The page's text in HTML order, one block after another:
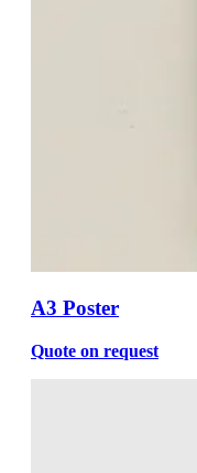
A3 Poster
Quote on request